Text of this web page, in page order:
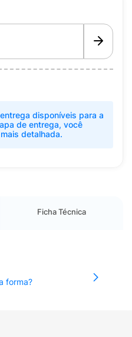
disponíveis para a
de entrega, você
detalhada.
Ficha Técnica
forma?